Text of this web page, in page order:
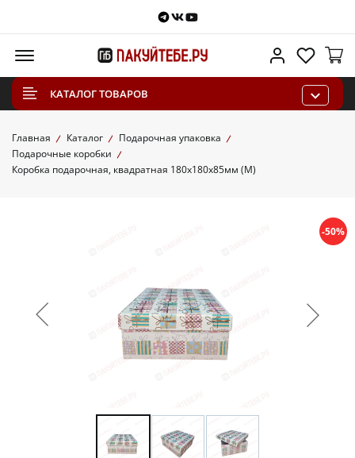
Telegram
VKontakte
Youtube
Личный
КАТАЛОГ ТОВАРОВ
Главная Каталог
Подарочная упаковка
Подарочные коробки
Коробка подарочная, квадратная 180х180х85мм (M)
-50%